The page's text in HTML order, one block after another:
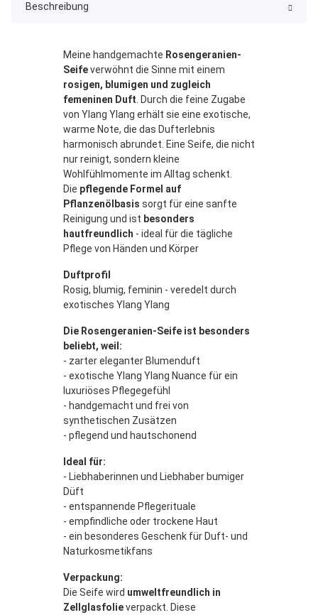
Beschreibung
Meine handgemachte Rosengeranien-
Seifeverwöhnt die Sinne mit einem
rosigen, blumigen und zugleich
femeninen Duft . Durch die feine Zugabe
von Ylang Ylang erhält sie eine exotische,
warme Note, die das Dufterlebnis
harmonisch abrundet. Eine Seife, die nicht
nur reinigt, sondern kleine
Wohlfühlmomente im Alltag schenkt.
Die pflegende Formel auf
Pflanzenölbasis sorgt für eine sanfte
Reinigung und ist besonders
hautfreundlich - ideal für die tägliche
Pflege von Händen und Körper
Duftprofil
Rosig, blumig, feminin - veredelt durch
exotisches Ylang Ylang
Die Rosengeranien-Seife ist besonders
beliebt, weil:
- zarter eleganter Blumenduft
- exotische Ylang Ylang Nuance für ein
luxuriöses Pflegegefühl
- handgemacht und frei von
synthetischen Zusätzen
- pflegend und hautschonend
Ideal für:
- Liebhaberinnen und Liebhaber bumiger
Düft
- entspannende Pflegerituale
- empfindliche oder trockene Haut
- ein besonderes Geschenk für Duft- und
Naturkosmetikfans
Verpackung:
Die Seife wird umweltfreundlich in
Zellglasfolieverpackt. Diese